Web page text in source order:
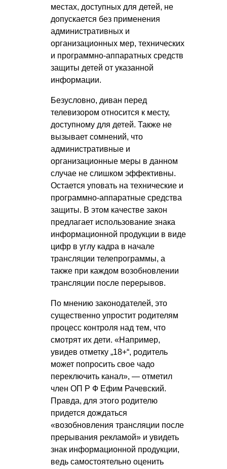
местах, доступных для детей, не
допускается без применения
административных и
организационных мер, технических
и программно-аппаратных средств
защиты детей от указанной
информации.
Безусловно, диван перед
телевизором относится к месту,
доступному для детей. Также не
вызывает сомнений, что
административные и
организационные меры в данном
случае не слишком эффективны.
Остается уповать на технические и
программно-аппаратные средства
защиты. В этом качестве закон
предлагает использование знака
информационной продукции в виде
цифр в углу кадра в начале
трансляции телепрограммы, а
также при каждом возобновлении
трансляции после перерывов.
По мнению законодателей, это
существенно упростит родителям
процесс контроля над тем, что
смотрят их дети. «Например,
увидев отметку „18+“, родитель
может попросить свое чадо
переключить канал», — отметил
член ОП Р Ф Ефим Рачевский.
Правда, для этого родителю
придется дождаться
«возобновления трансляции после
прерывания рекламой» и увидеть
знак информационной продукции,
ведь самостоятельно оценить